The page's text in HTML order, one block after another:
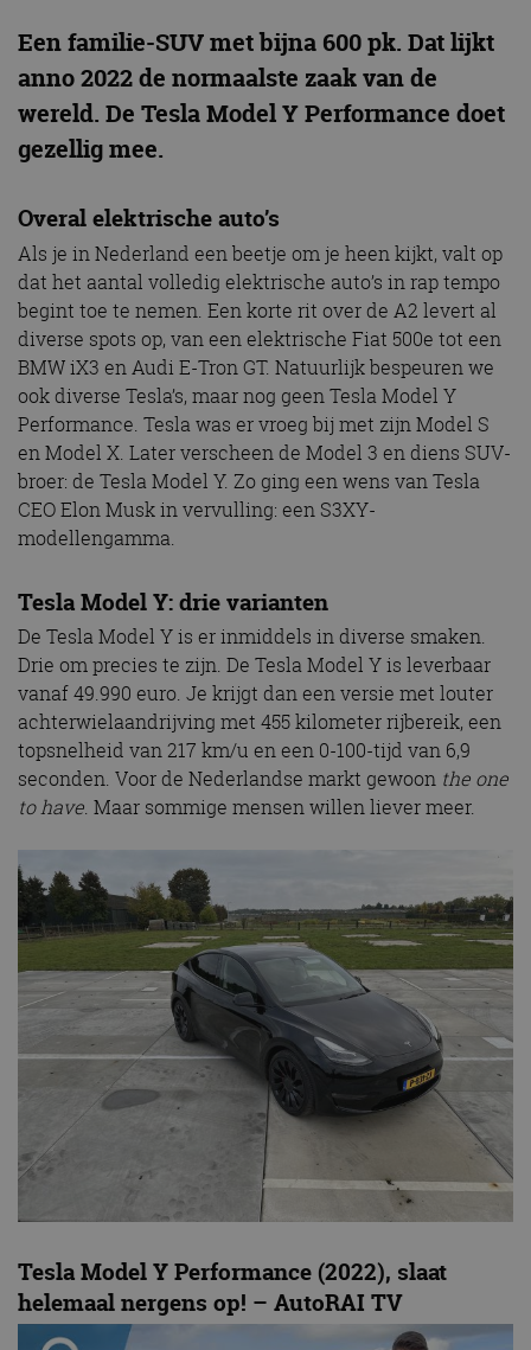
Een familie-SUV met bijna 600 pk. Dat lijkt
anno 2022 de normaalste zaak van de
wereld. De Tesla Model Y Performance doet
gezellig mee.
Overal elektrische auto’s
Als je in Nederland een beetje om je heen kijkt, valt op
dat het aantal volledig elektrische auto’s in rap tempo
begint toe te nemen. Een korte rit over de A2 levert al
diverse spots op, van een elektrische Fiat 500e tot een
BMW iX3 en Audi E-Tron GT. Natuurlijk bespeuren we
ook diverse Tesla’s, maar nog geen Tesla Model Y
Performance. Tesla was er vroeg bij met zijn Model S
en Model X. Later verscheen de Model 3 en diens SUV-
broer: de Tesla Model Y. Zo ging een wens van Tesla
CEO Elon Musk in vervulling: een S3XY-
modellengamma.
Tesla Model Y: drie varianten
De Tesla Model Y is er inmiddels in diverse smaken.
Drie om precies te zijn. De Tesla Model Y is leverbaar
vanaf 49.990 euro. Je krijgt dan een versie met louter
achterwielaandrijving met 455 kilometer rijbereik, een
topsnelheid van 217 km/u en een 0-100-tijd van 6,9
seconden. Voor de Nederlandse markt gewoon the one
to have. Maar sommige mensen willen liever meer.
Tesla Model Y Performance (2022), slaat
helemaal nergens op! – AutoRAI TV